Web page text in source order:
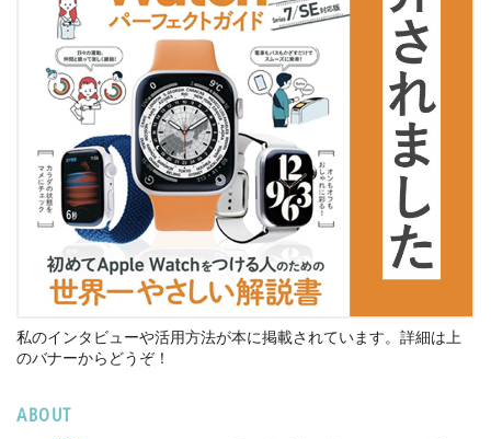
私のインタビューや活用方法が本に掲載されています。詳細は上
のバナーからどうぞ！
ABOUT